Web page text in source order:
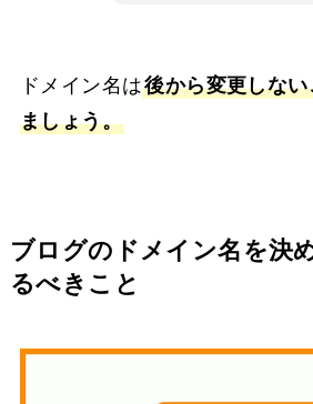
ドメイン名は後から変更しな
ましょう。
ブログのドメイン名を決
るべきこと